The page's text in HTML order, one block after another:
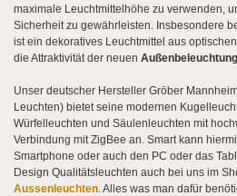
maximale Leuchtmittelhöhe zu verwenden,
Sicherheit zu gewährleisten. Insbesondere
ist ein dekoratives Leuchtmittel aus
die Attraktivität der neuen Außenbeleuchtung
Unser deutscher Hersteller Gröber
Leuchten) bietet seine modernen
Würfelleuchten und Säulenleuchten mit
Verbindung mit ZigBee an. Smart kann
Smartphone oder auch den PC oder das
Design Qualitätsleuchten auch bei uns im
Aussenleuchten. Alles was man dafür